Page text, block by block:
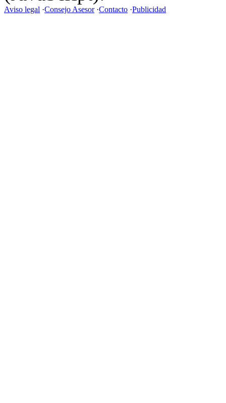
Aviso legal ·Consejo Asesor·Contacto ·Publicidad